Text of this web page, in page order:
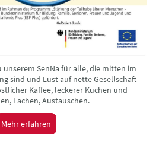
unserem SenNa für alle, die mitten im
sind und Lust auf nette Gesellschaft
Kaffee, leckerer Kuchen und
Lachen, Austauschen.
Mehr erfahren